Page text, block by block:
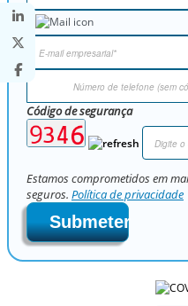
Código de segurança
Estamos comprometidos em
seguros. Política de privacidade
Submeter